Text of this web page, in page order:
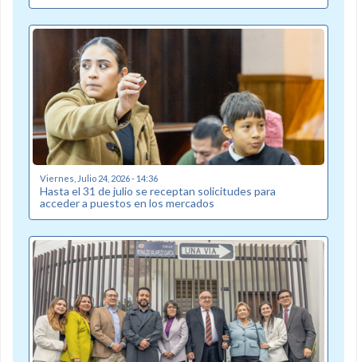
Viernes, Julio 24, 2026 - 14:36
Hasta el 31 de julio se receptan solicitudes para
acceder a puestos en los mercados